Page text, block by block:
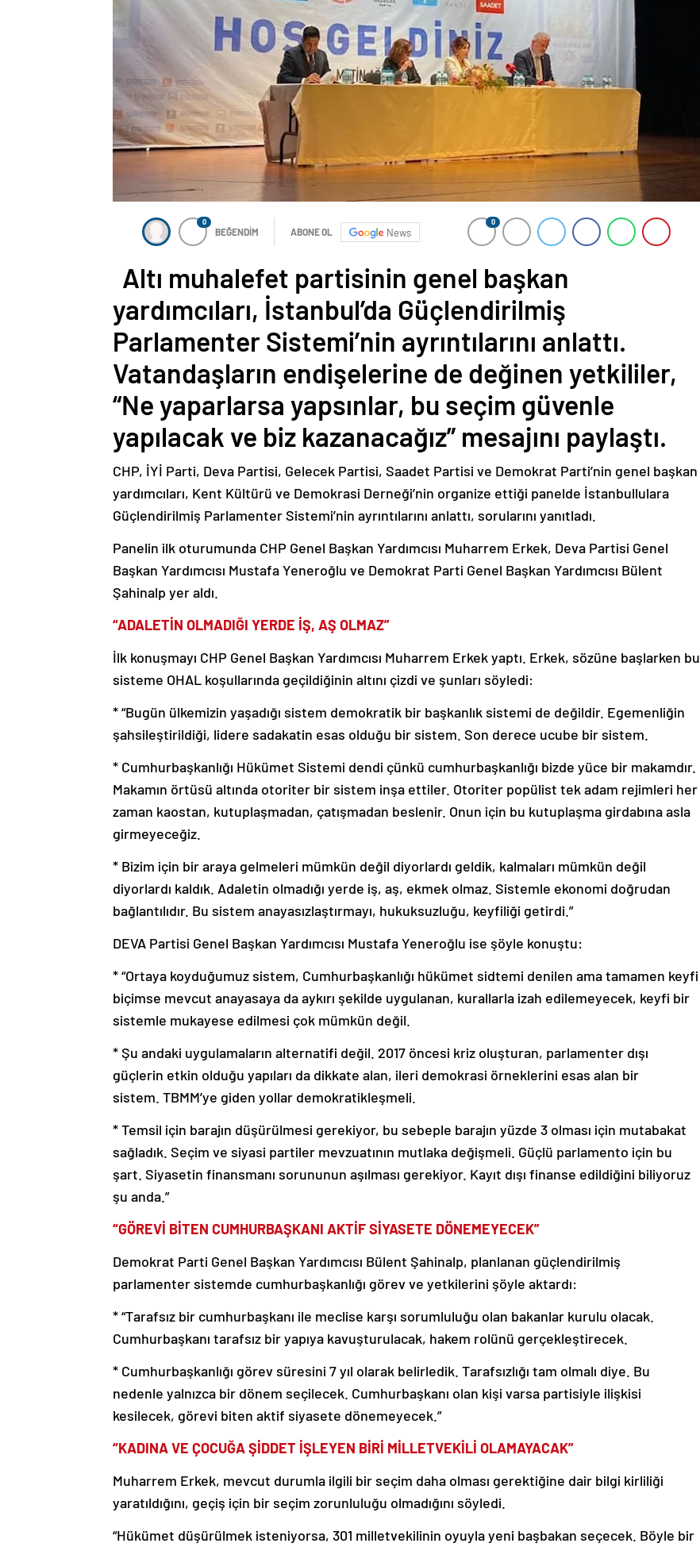
0
BEĞENDİM ABONE OL News
0
Altı muhalefet partisinin genel başkan
yardımcıları, İstanbul’da Güçlendirilmiş
Parlamenter Sistemi’nin ayrıntılarını anlattı.
Vatandaşların endişelerine de değinen yetkililer,
“Ne yaparlarsa yapsınlar, bu seçim güvenle
yapılacak ve biz kazanacağız” mesajını paylaştı.
CHP, İYİ Parti, Deva Partisi, Gelecek Partisi, Saadet Partisi ve Demokrat Parti’nin genel başkan
yardımcıları, Kent Kültürü ve Demokrasi Derneği’nin organize ettiği panelde İstanbullulara
Güçlendirilmiş Parlamenter Sistemi’nin ayrıntılarını anlattı, sorularını yanıtladı.
Panelin ilk oturumunda CHP Genel Başkan Yardımcısı Muharrem Erkek, Deva Partisi Genel
Başkan Yardımcısı Mustafa Yeneroğlu ve Demokrat Parti Genel Başkan Yardımcısı Bülent
Şahinalp yer aldı.
“ADALETİN OLMADIĞI YERDE İŞ, AŞ OLMAZ”
İlk konuşmayı CHP Genel Başkan Yardımcısı Muharrem Erkek yaptı. Erkek, sözüne başlarken bu
sisteme OHAL koşullarında geçildiğinin altını çizdi ve şunları söyledi:
* “Bugün ülkemizin yaşadığı sistem demokratik bir başkanlık sistemi de değildir. Egemenliğin
şahsileştirildiği, lidere sadakatin esas olduğu bir sistem. Son derece ucube bir sistem.
* Cumhurbaşkanlığı Hükümet Sistemi dendi çünkü cumhurbaşkanlığı bizde yüce bir makamdır.
Makamın örtüsü altında otoriter bir sistem inşa ettiler. Otoriter popülist tek adam rejimleri her
zaman kaostan, kutuplaşmadan, çatışmadan beslenir. Onun için bu kutuplaşma girdabına asla
girmeyeceğiz.
* Bizim için bir araya gelmeleri mümkün değil diyorlardı geldik, kalmaları mümkün değil
diyorlardı kaldık. Adaletin olmadığı yerde iş, aş, ekmek olmaz. Sistemle ekonomi doğrudan
bağlantılıdır. Bu sistem anayasızlaştırmayı, hukuksuzluğu, keyfiliği getirdi.”
DEVA Partisi Genel Başkan Yardımcısı Mustafa Yeneroğlu ise şöyle konuştu:
* “Ortaya koyduğumuz sistem, Cumhurbaşkanlığı hükümet sidtemi denilen ama tamamen keyfi
biçimse mevcut anayasaya da aykırı şekilde uygulanan, kurallarla izah edilemeyecek, keyfi bir
sistemle mukayese edilmesi çok mümkün değil.
* Şu andaki uygulamaların alternatifi değil. 2017 öncesi kriz oluşturan, parlamenter dışı
güçlerin etkin olduğu yapıları da dikkate alan, ileri demokrasi örneklerini esas alan bir
sistem. TBMM’ye giden yollar demokratikleşmeli.
* Temsil için barajın düşürülmesi gerekiyor, bu sebeple barajın yüzde 3 olması için mutabakat
sağladık. Seçim ve siyasi partiler mevzuatının mutlaka değişmeli. Güçlü parlamento için bu
şart. Siyasetin finansmanı sorununun aşılması gerekiyor. Kayıt dışı finanse edildiğini biliyoruz
şu anda.”
“GÖREVİ BİTEN CUMHURBAŞKANI AKTİF SİYASETE DÖNEMEYECEK”
Demokrat Parti Genel Başkan Yardımcısı Bülent Şahinalp, planlanan güçlendirilmiş
parlamenter sistemde cumhurbaşkanlığı görev ve yetkilerini şöyle aktardı:
* “Tarafsız bir cumhurbaşkanı ile meclise karşı sorumluluğu olan bakanlar kurulu olacak.
Cumhurbaşkanı tarafsız bir yapıya kavuşturulacak, hakem rolünü gerçekleştirecek.
* Cumhurbaşkanlığı görev süresini 7 yıl olarak belirledik. Tarafsızlığı tam olmalı diye. Bu
nedenle yalnızca bir dönem seçilecek. Cumhurbaşkanı olan kişi varsa partisiyle ilişkisi
kesilecek, görevi biten aktif siyasete dönemeyecek.”
“KADINA VE ÇOCUĞA ŞİDDET İŞLEYEN BİRİ MİLLETVEKİLİ OLAMAYACAK”
Muharrem Erkek, mevcut durumla ilgili bir seçim daha olması gerektiğine dair bilgi kirliliği
yaratıldığını, geçiş için bir seçim zorunluluğu olmadığını söyledi.
“Hükümet düşürülmek isteniyorsa, 301 milletvekilinin oyuyla yeni başbakan seçecek. Böyle bir